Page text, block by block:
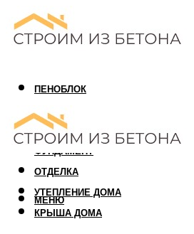
ПЕНОБЛОК
ГАЗОБЛОК
АРБОЛИТОВЫЙ БЛОК
ФУНДАМЕНТ
ОТДЕЛКА
УТЕПЛЕНИЕ ДОМА
КРЫША ДОМА
МЕНЮ